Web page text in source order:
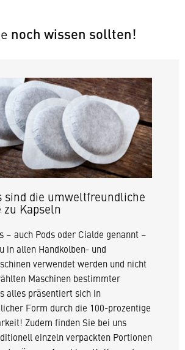
noch wissen sollten!
sind die umweltfreundliche
Kapseln
– auch Pods oder Cialde genannt –
in allen Handkolben- und
verwendet werden und nicht
Maschinen bestimmter
alles präsentiert sich in
Form durch die 100-prozentige
Zudem finden Sie bei uns
einzeln verpackten Portionen